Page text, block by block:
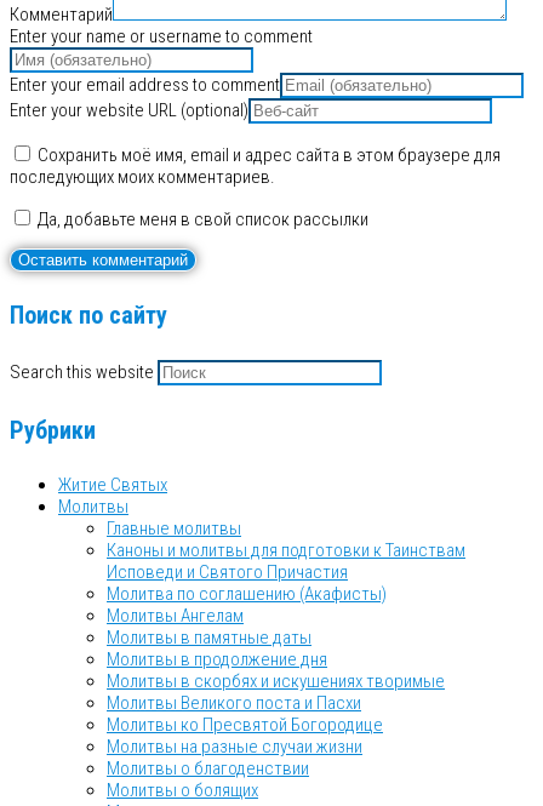
Комментарий
Enter your name or username to comment
Enter your email address to comment
Enter your website URL (optional)
Сохранить моё имя, email и адрес сайта в этом браузере для
последующих моих комментариев.
Да, добавьте меня в свой список рассылки
Поиск по сайту
Search this website
Рубрики
Житие Святых
Молитвы
Главные молитвы
Каноны и молитвы для подготовки к Таинствам
Исповеди и Святого Причастия
Молитва по соглашению (Акафисты)
Молитвы Ангелам
Молитвы в памятные даты
Молитвы в продолжение дня
Молитвы в скорбях и искушениях творимые
Молитвы Великого поста и Пасхи
Молитвы ко Пресвятой Богородице
Молитвы на разные случаи жизни
Молитвы о благоденствии
Молитвы о болящих